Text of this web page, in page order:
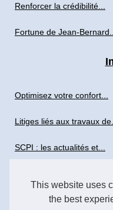
This website uses
the best
Renforcer la crédibilité...
Fortune de Jean-Bernard...
Optimisez votre confort...
Litiges liés aux travaux de...
SCPI : les actualités et...